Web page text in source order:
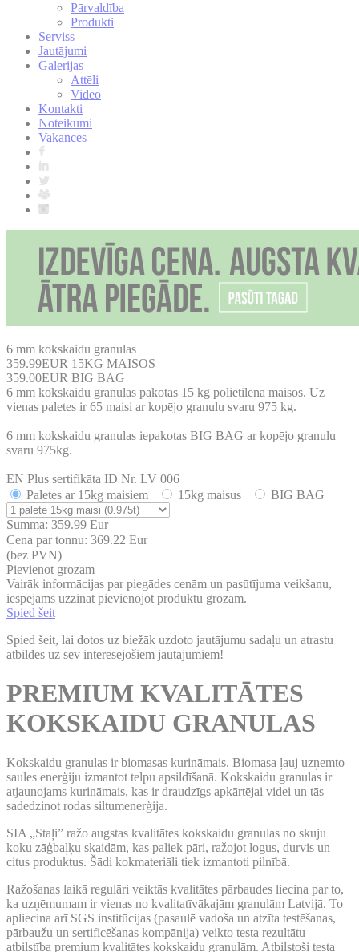
Pārvaldība
Produkti
Serviss
Jautājumi
Galerijas
Attēli
Video
Kontakti
Noteikumi
Vakances
6 mm kokskaidu granulas
359.99EUR 15KG MAISOS
359.00EUR BIG BAG
6 mm kokskaidu granulas pakotas 15 kg polietilēna maisos. Uz
vienas paletes ir 65 maisi ar kopējo granulu svaru 975 kg.
6 mm kokskaidu granulas iepakotas BIG BAG ar kopējo granulu
svaru 975kg.
EN Plus sertifikāta ID Nr. LV 006
Paletes ar 15kg maisiem
15kg maisus BIG BAG
Summa: 359.99 Eur
Cena par tonnu: 369.22 Eur
(bez PVN)
Pievienot grozam
Vairāk informācijas par piegādes cenām un pasūtījuma veikšanu,
iespējams uzzināt pievienojot produktu grozam.
Spied šeit
Spied šeit, lai dotos uz biežāk uzdoto jautājumu sadaļu un atrastu
atbildes uz sev interesējošiem jautājumiem!
PREMIUM KVALITĀTES
KOKSKAIDU GRANULAS
Kokskaidu granulas ir biomasas kurināmais. Biomasa ļauj uzņemto
saules enerģiju izmantot telpu apsildīšanā. Kokskaidu granulas ir
atjaunojams kurināmais, kas ir draudzīgs apkārtējai videi un tās
sadedzinot rodas siltumenerģija.
SIA „Staļi” ražo augstas kvalitātes kokskaidu granulas no skuju
koku zāģbaļķu skaidām, kas paliek pāri, ražojot logus, durvis un
citus produktus. Šādi kokmateriāli tiek izmantoti pilnībā.
Ražošanas laikā regulāri veiktās kvalitātes pārbaudes liecina par to,
ka uzņēmumam ir vienas no kvalitatīvākajām granulām Latvijā. To
apliecina arī SGS institūcijas (pasaulē vadoša un atzīta testēšanas,
pārbaužu un sertificēšanas kompānija) veikto testa rezultātu
atbilstība premium kvalitātes kokskaidu granulām. Atbilstoši testa